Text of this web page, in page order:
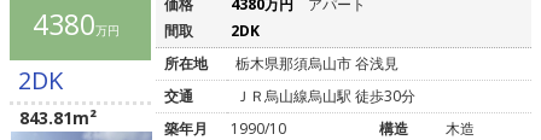
4380万円
2DK
843.81m²
間取
2DK
所在地
栃木県那須烏山市 谷浅見
交通
ＪＲ烏山線烏山駅 徒歩30分
築年月
1990/10 構造
木造